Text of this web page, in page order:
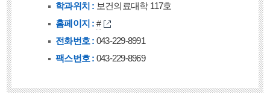
학과위치 : 보건의료대학 117호
홈페이지 : #
전화번호 : 043-229-8991
팩스번호 : 043-229-8969